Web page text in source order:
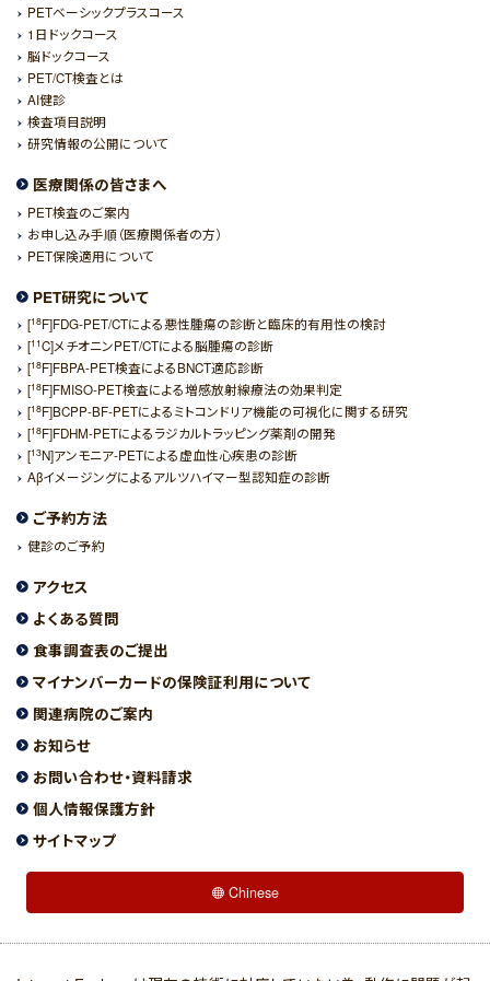
PETベーシックプラスコース
1日ドックコース
脳ドックコース
PET/CT検査とは
AI健診
検査項目説明
研究情報の公開について
医療関係の皆さまへ
PET検査のご案内
お申し込み手順（医療関係者の方）
PET保険適用について
PET研究について
[18F]FDG-PET/CTによる悪性腫瘍の診断と臨床的有用性の検討
[11C]メチオニンPET/CTによる脳腫瘍の診断
[18F]FBPA-PET検査によるBNCT適応診断
[18F]FMISO-PET検査による増感放射線療法の効果判定
[18F]BCPP-BF-PETによるミトコンドリア機能の可視化に関する研究
[18F]FDHM-PETによるラジカルトラッピング薬剤の開発
[13N]アンモニア-PETによる虚血性心疾患の診断
Aβイメージングによるアルツハイマー型認知症の診断
ご予約方法
健診のご予約
アクセス
よくある質問
食事調査表のご提出
マイナンバーカードの保険証利用について
関連病院のご案内
お知らせ
お問い合わせ・資料請求
個人情報保護方針
サイトマップ
Chinese